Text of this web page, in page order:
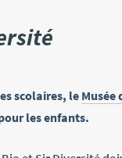
scolaires, le
les enfants.